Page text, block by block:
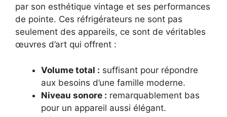
par son esthétique vintage et ses performances
de pointe. Ces réfrigérateurs ne sont pas
seulement des appareils, ce sont de véritables
œuvres d’art qui offrent :
Volume total : suffisant pour répondre
aux besoins d’une famille moderne.
Niveau sonore : remarquablement bas
pour un appareil aussi élégant.